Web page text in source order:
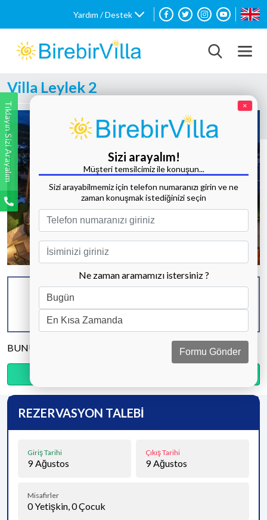
Yardım / Destek
Villa Leylek 2
Tüm Fotoğrafları Göster
KAPASİTE
9 KİŞİ
BANYO & WC
3 ADET
YATAK ODASI
BUNU PAYLAŞ
REZERVASYON TALEBİ
Giriş Tarihi
9 Ağustos
Çıkış Tarihi
9 Ağustos
Misafirler
0Yetişkin,0Çocuk
Tıklayın Sizi Arayalım ×
Sizi arayalım!
Müşteri temsilcimiz ile konuşun...
Sizi arayabilmemiz için telefon numaranızı girin ve ne
zaman konuşmak istediğinizi seçin
Ne zaman aramamızı istersiniz ?
Formu Gönder